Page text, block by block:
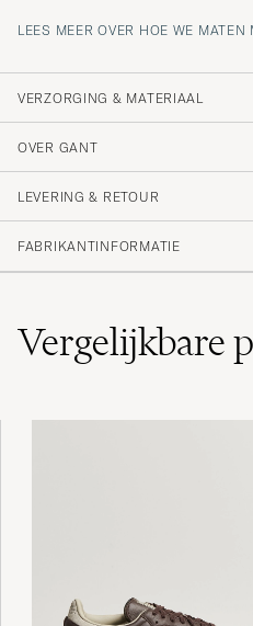
LEES MEER OVER HOE WE
VERZORGING & MATERIAAL
OVER GANT
LEVERING & RETOUR
FABRIKANTINFORMATIE
Vergelijkbare